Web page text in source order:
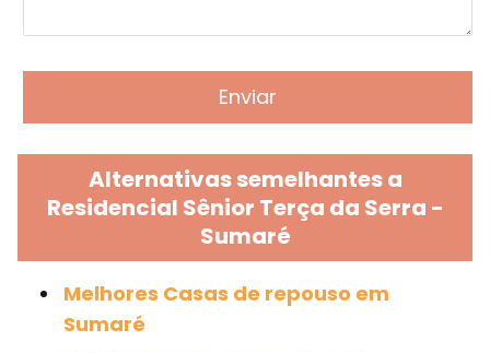
Alternativas semelhantes a
Residencial Sênior Terça da Serra -
Sumaré
Melhores Casas de repouso em
Sumaré